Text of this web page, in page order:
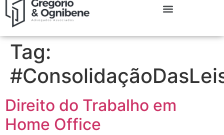
Tag:
Direito do Trabalho em
Home Office